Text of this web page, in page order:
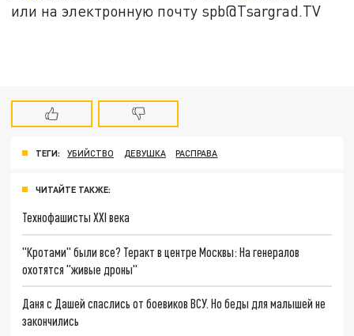
или на электронную почту spb@Tsargrad.TV
ТЕГИ: УБИЙСТВО ДЕВУШКА РАСПРАВА
ЧИТАЙТЕ ТАКЖЕ:
Технофашисты XXI века
"Кротами" были все? Теракт в центре Москвы: На генералов
охотятся "живые дроны"
Даня с Дашей спаслись от боевиков ВСУ. Но беды для малышей не
закончились